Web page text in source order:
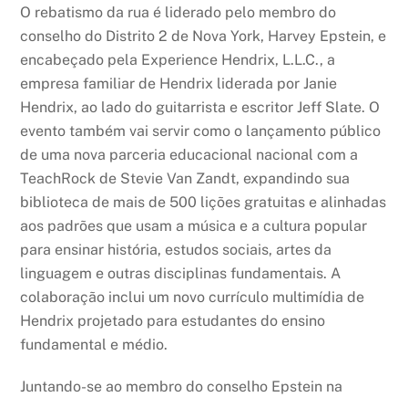
O rebatismo da rua é liderado pelo membro do
conselho do Distrito 2 de Nova York, Harvey Epstein, e
encabeçado pela Experience Hendrix, L.L.C., a
empresa familiar de Hendrix liderada por Janie
Hendrix, ao lado do guitarrista e escritor Jeff Slate. O
evento também vai servir como o lançamento público
de uma nova parceria educacional nacional com a
TeachRock de Stevie Van Zandt, expandindo sua
biblioteca de mais de 500 lições gratuitas e alinhadas
aos padrões que usam a música e a cultura popular
para ensinar história, estudos sociais, artes da
linguagem e outras disciplinas fundamentais. A
colaboração inclui um novo currículo multimídia de
Hendrix projetado para estudantes do ensino
fundamental e médio.
Juntando-se ao membro do conselho Epstein na